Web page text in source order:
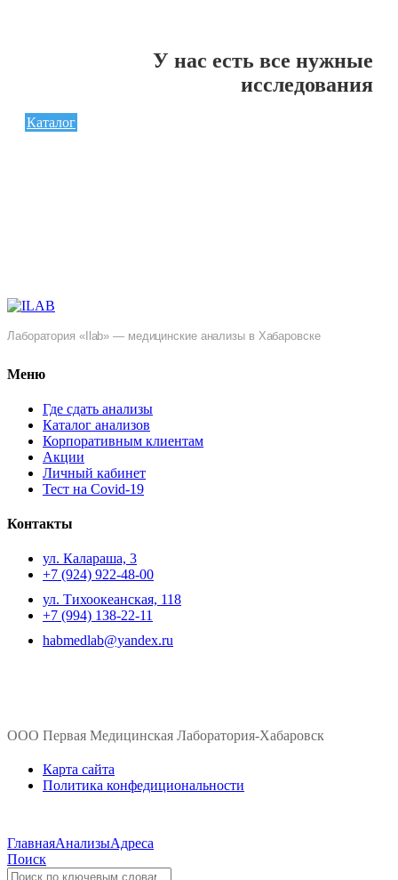
У нас есть все нужные
исследования
Каталог
Лаборатория «Ilab» — медицинские анализы в Хабаровске
Меню
Где сдать анализы
Каталог анализов
Корпоративным клиентам
Акции
Личный кабинет
Тест на Covid-19
Контакты
ул. ​Калараша, 3
+7 (924) 922-48-00
ул. ​Тихоокеанская, 118
+7 (994) 138-22-11
habmedlab@yandex.ru
ООО Первая Медицинская Лаборатория-Хабаровск
Карта сайта
Политика конфедициональности
ГлавнаяАнализыАдреса
Поиск